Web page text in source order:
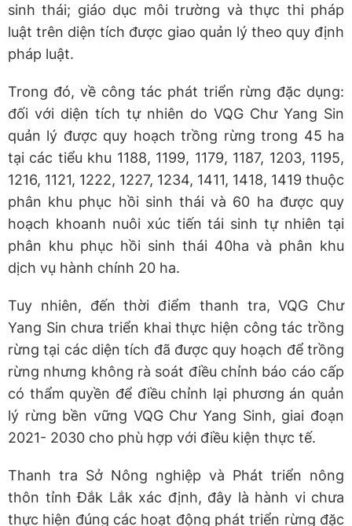
sinh thái; giáo dục môi trường và thực thi pháp
luật trên diện tích được giao quản lý theo quy định
pháp luật.
Trong đó, về công tác phát triển rừng đặc dụng:
đối với diện tích tự nhiên do VQG Chư Yang Sin
quản lý được quy hoạch trồng rừng trong 45 ha
tại các tiểu khu 1188, 1199, 1179, 1187, 1203, 1195,
1216, 1121, 1222, 1227, 1234, 1411, 1418, 1419 thuộc
phân khu phục hồi sinh thái và 60 ha được quy
hoạch khoanh nuôi xúc tiến tái sinh tự nhiên tại
phân khu phục hồi sinh thái 40ha và phân khu
dịch vụ hành chính 20 ha.
Tuy nhiên, đến thời điểm thanh tra, VQG Chư
Yang Sin chưa triển khai thực hiện công tác trồng
rừng tại các diện tích đã được quy hoạch để trồng
rừng nhưng không rà soát điều chỉnh báo cáo cấp
có thẩm quyền để điều chỉnh lại phương án quản
lý rừng bền vững VQG Chư Yang Sinh, giai đoạn
2021- 2030 cho phù hợp với điều kiện thực tế.
Thanh tra Sở Nông nghiệp và Phát triển nông
thôn tỉnh Đắk Lắk xác định, đây là hành vi chưa
thực hiện đúng các hoạt động phát triển rừng đặc